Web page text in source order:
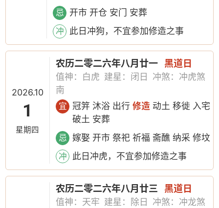
忌 开市 开仓 安门 安葬
冲 此日冲狗，不宜参加修造之事
2026.10
1
星期四
农历二零二六年八月廿一 黑道日
值神：白虎 建星：闭日
冲煞：冲虎煞
南
宜 冠笄 沐浴 出行修造 动土 移徙 入宅
破土 安葬
忌 嫁娶 开市 祭祀 祈福 斋醮 纳采 修坟
冲 此日冲虎，不宜参加修造之事
农历二零二六年八月廿三 黑道日
值神：天牢 建星：除日
冲煞：冲龙煞